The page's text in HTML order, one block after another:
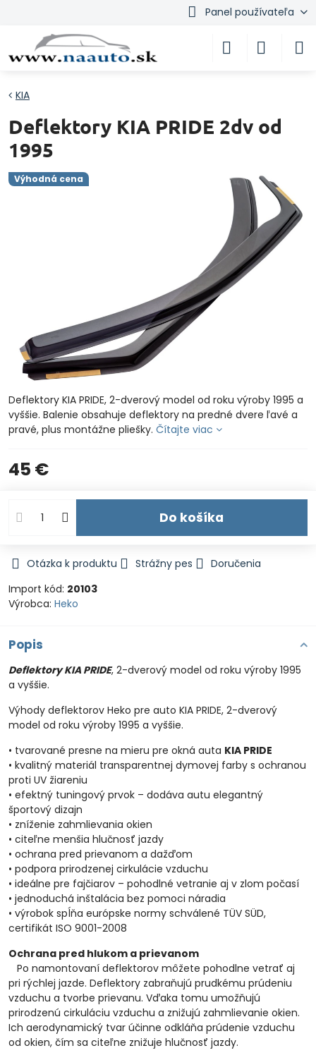
Panel používateľa
Výhodná cena
KIA
Deflektory KIA PRIDE 2dv od
1995
Deflektory KIA PRIDE, 2-dverový model od roku výroby 1995 a
vyššie. Balenie obsahuje deflektory na predné dvere ľavé a
pravé, plus montážne pliešky. Čítajte viac
45 €
Do košíka
Otázka k produktu Strážny pes
Doručenia
Import kód: 20103
Výrobca: Heko
Popis
Deflektory KIA PRIDE, 2-dverový model od roku výroby 1995
a vyššie.
Výhody deflektorov Heko pre auto KIA PRIDE, 2-dverový
model od roku výroby 1995 a vyššie.
• tvarované presne na mieru pre okná auta KIA PRIDE
• kvalitný materiál transparentnej dymovej farby s ochranou
proti UV žiareniu
• efektný tuningový prvok – dodáva autu elegantný
športový dizajn
• zníženie zahmlievania okien
• citeľne menšia hlučnosť jazdy
• ochrana pred prievanom a dažďom
• podpora prirodzenej cirkulácie vzduchu
• ideálne pre fajčiarov – pohodlné vetranie aj v zlom počasí
• jednoduchá inštalácia bez pomoci náradia
• výrobok spĺňa európske normy schválené TÜV SÜD,
certifikát ISO 9001-2008
Ochrana pred hlukom a prievanom
Po namontovaní deflektorov môžete pohodlne vetrať aj
pri rýchlej jazde. Deflektory zabraňujú prudkému prúdeniu
vzduchu a tvorbe prievanu. Vďaka tomu umožňujú
prirodzenú cirkuláciu vzduchu a znižujú zahmlievanie okien.
Ich aerodynamický tvar účinne odkláňa prúdenie vzduchu
od okien, čím sa citeľne znižuje hlučnosť jazdy.